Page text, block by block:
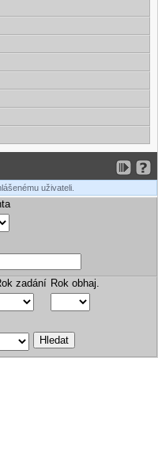
uživateli.
zadání Rok obhaj.